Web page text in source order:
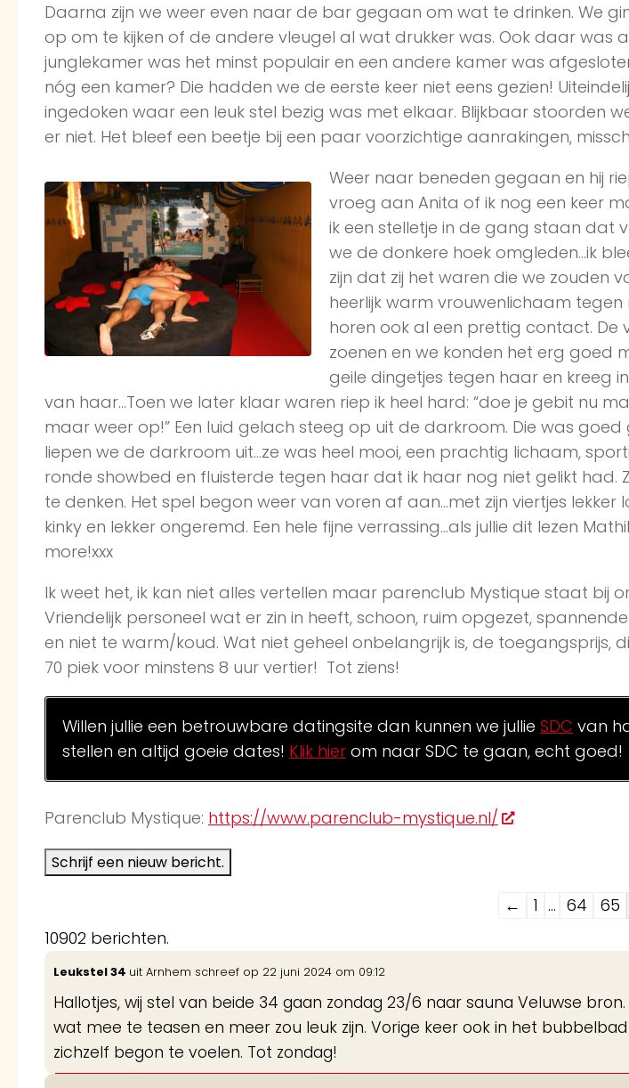
Daarna zijn we weer even naar de bar gegaan om wat te drinken. We
op om te kijken of de andere vleugel al wat drukker was. Ook daar was
junglekamer was het minst populair en een andere kamer was
nóg een kamer? Die hadden we de eerste keer niet eens gezien!
ingedoken waar een leuk stel bezig was met elkaar. Blijkbaar stoorden
er niet. Het bleef een beetje bij een paar voorzichtige aanrakingen,
Weer naar beneden gegaan en hij
vroeg aan Anita of ik nog een keer
ik een stelletje in de gang staan dat
we de donkere hoek omgleden…ik
zijn dat zij het waren die we zouden
heerlijk warm vrouwenlichaam
horen ook al een prettig contact. De
zoenen en we konden het erg goed
geile dingetjes tegen haar en kreeg
van haar…Toen we later klaar waren riep ik heel hard: “doe je gebit nu
maar weer op!” Een luid gelach steeg op uit de darkroom. Die was
liepen we de darkroom uit…ze was heel mooi, een prachtig lichaam,
ronde showbed en fluisterde tegen haar dat ik haar nog niet gelikt had.
te denken. Het spel begon weer van voren af aan…met zijn viertjes lekker
kinky en lekker ongeremd. Een hele fijne verrassing…als jullie dit lezen
more!xxx
Ik weet het, ik kan niet alles vertellen maar parenclub Mystique staat bij
Vriendelijk personeel wat er zin in heeft, schoon, ruim opgezet,
en niet te warm/koud. Wat niet geheel onbelangrijk is, de toegangsprijs,
70 piek voor minstens 8 uur vertier! Tot ziens!
Willen jullie een betrouwbare datingsite dan kunnen we jullie SDC van
stellen en altijd goeie dates! Klik hier om naar SDC te gaan, echt goed!
Parenclub Mystique: https://www.parenclub-mystique.nl/
Navigatie
de
lijst
← 1 ... 64 65
10902 berichten.
Leukstel 34 uit Arnhem schreef op 22 juni 2024 om 09:12
Hallotjes, wij stel van beide 34 gaan zondag 23/6 naar sauna Veluwse
wat mee te teasen en meer zou leuk zijn. Vorige keer ook in het
zichzelf begon te voelen. Tot zondag!